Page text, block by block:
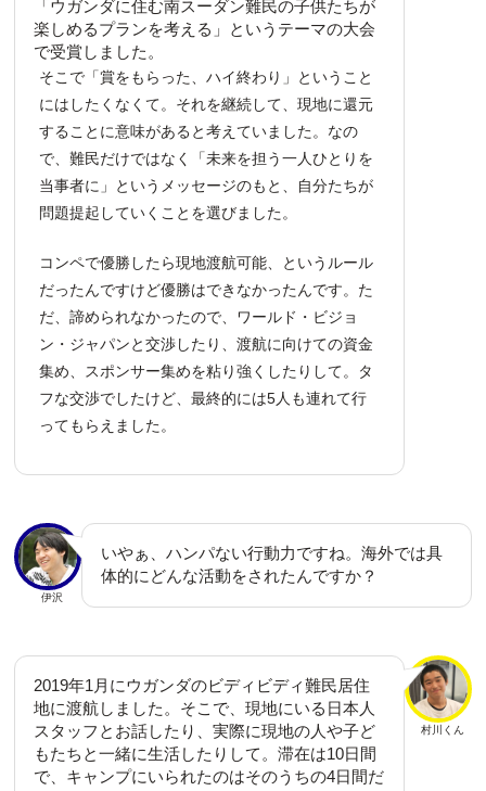
「ウガンダに住む南スーダン難民の子供たちが
楽しめるプランを考える」というテーマの大会
で受賞しました。
そこで「賞をもらった、ハイ終わり」ということ
にはしたくなくて。それを継続して、現地に還元
することに意味があると考えていました。なの
で、難民だけではなく「未来を担う一人ひとりを
当事者に」というメッセージのもと、自分たちが
問題提起していくことを選びました。
コンペで優勝したら現地渡航可能、というルール
だったんですけど優勝はできなかったんです。た
だ、諦められなかったので、ワールド・ビジョ
ン・ジャパンと交渉したり、渡航に向けての資金
集め、スポンサー集めを粘り強くしたりして。タ
フな交渉でしたけど、最終的には5人も連れて行
ってもらえました。
伊沢
いやぁ、ハンパない行動力ですね。海外では具
体的にどんな活動をされたんですか？
村川くん
2019年1月にウガンダのビディビディ難民居住
地に渡航しました。そこで、現地にいる日本人
スタッフとお話したり、実際に現地の人や子ど
もたちと一緒に生活したりして。滞在は10日間
で、キャンプにいられたのはそのうちの4日間だ